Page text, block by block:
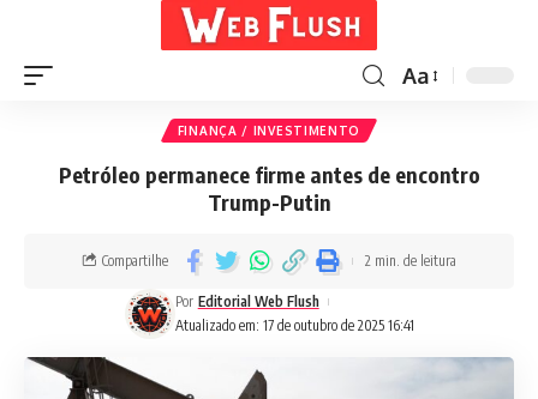
Aa
FINANÇA / INVESTIMENTO
Petróleo permanece firme antes de encontro
Trump-Putin
Atualizado em: 17 de outubro de 2025 16:41
Por Editorial Web Flush
Compartilhe 2 min. de leitura